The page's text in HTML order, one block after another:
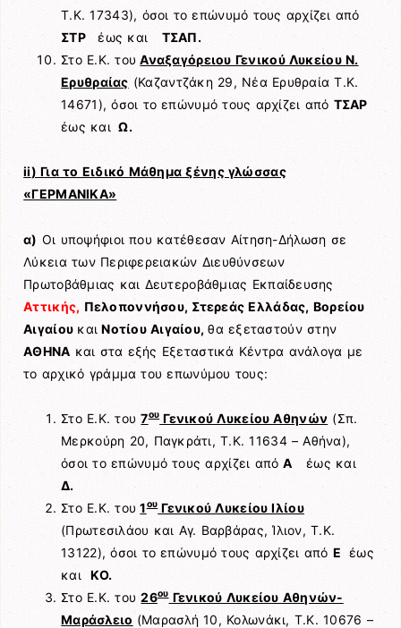
Τ.Κ. 17343), όσοι το επώνυμό τους αρχίζει από
ΣΤΡ
έως και ΤΣΑΠ.
Στο Ε.Κ. του Αναξαγόρειου Γενικού Λυκείου Ν.
Ερυθραίας (Καζαντζάκη 29, Νέα Ερυθραία Τ.Κ.
14671), όσοι το επώνυμό τους αρχίζει από ΤΣΑΡ
έως και Ω.
ii) Για το Ειδικό Μάθημα ξένης γλώσσας
«ΓΕΡΜΑΝΙΚΑ»
α) Οι υποψήφιοι που κατέθεσαν Αίτηση-Δήλωση σε
Λύκεια των Περιφερειακών Διευθύνσεων
Πρωτοβάθμιας και Δευτεροβάθμιας Εκπαίδευσης
Αττικής, Πελοποννήσου, Στερεάς Ελλάδας, Βορείου
Αιγαίου και Νοτίου Αιγαίου,θα εξεταστούν στην
ΑΘΗΝΑ και στα εξής Εξεταστικά Κέντρα ανάλογα με
το αρχικό γράμμα του επωνύμου τους:
Στο Ε.Κ. του7ουΓενικού Λυκείου Αθηνών (Σπ.
Μερκούρη 20, Παγκράτι, Τ.Κ. 11634 – Αθήνα),
όσοι το επώνυμό τους αρχίζει απόΑ έως και
Δ.
Στο Ε.Κ. του 1ουΓενικού Λυκείου Ιλίου
(Πρωτεσιλάου και Αγ. Βαρβάρας, Ίλιον, Τ.Κ.
13122), όσοι το επώνυμό τους αρχίζει από Ε έως
καιΚΟ.
Στο Ε.Κ. του26ουΓενικού Λυκείου Αθηνών-
Μαράσλειο (Μαρασλή 10, Κολωνάκι, Τ.Κ. 10676 –